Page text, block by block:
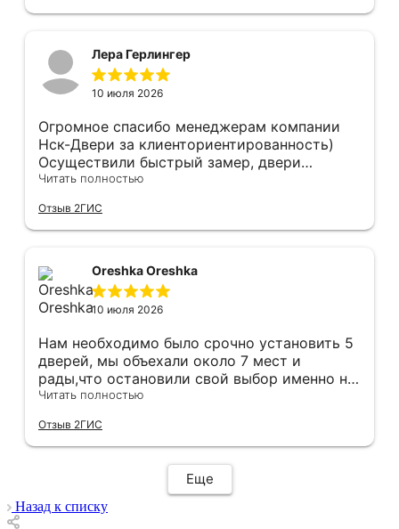
Лера Герлингер
10 июля 2026
Огромное спасибо менеджерам компании
Нск-Двери за клиенториентированность)
Осуществили быстрый замер, двери
оказались в наличии. По доставке
компанию, где я могу указать удобный для
меня интервал времени, а не ждать весь
монтаж дверей, спасибо мастеру Антону за
его труд!!!
Читать полностью
Отзыв 2ГИС
Oreshka Oreshka
10 июля 2026
Нам необходимо было срочно установить 5
дверей, мы объехали около 7 мест и
рады,что остановили свой выбор именно на
этой компании.Здесь оказались нужные нам
других местах ожидание было от 3 недель).
Хочется отметить скорость и
добросовестность данной компании.Через
час после покупки дверей у нас уже был
замерщик на кв,на следующий день
Читать полностью
Отзыв 2ГИС
Еще
Назад к списку